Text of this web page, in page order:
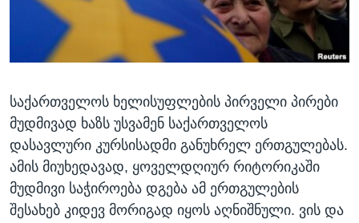
ᲡᲢᲣᲓᲘᲐ ᲕᲐᲨᲘᲜᲒᲢᲝᲜᲘ
ᲔᲙᲝᲜᲝᲛᲘᲙᲐ
ᲯᲐᲜᲛᲠᲗᲔᲚᲝᲑᲐ
ᲘᲜᲢᲔᲠᲕᲘᲣ
ᲙᲣᲚᲢᲣᲠᲐ
ᲒᲐᲚᲘᲚᲔᲝ
ᲓᲔᲖᲘᲜᲤᲝᲠᲛᲐᲪᲘᲐ
Learning English
ენები
საქართველოს ხელისუფლების პირველი პირები
მუდმივად ხაზს უსვამენ საქართველოს
დასავლური კურსისადმი განუხრელ ერთგულებას.
ამის მიუხედავად, ყოველდღიურ რიტორიკაში
მუდმივი საჭიროება დგება ამ ერთგულების
შესახებ კიდევ მორიგად იყოს აღნიშნული. ვის და